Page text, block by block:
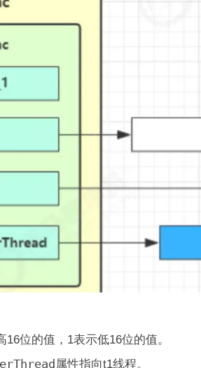
16位的值，1表示低16位的值。
属性指向t1线程。